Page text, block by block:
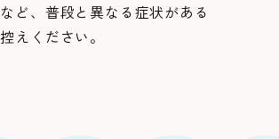
ど、普段と異なる症状がある
えください。